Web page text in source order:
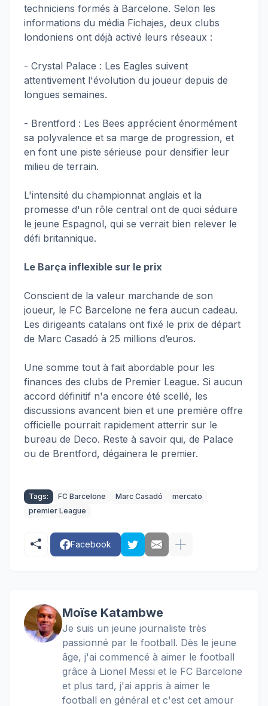
techniciens formés à Barcelone. Selon les
informations du média Fichajes, deux clubs
londoniens ont déjà activé leurs réseaux :
- Crystal Palace : Les Eagles suivent
attentivement l'évolution du joueur depuis de
longues semaines.
- Brentford : Les Bees apprécient énormément
sa polyvalence et sa marge de progression, et
en font une piste sérieuse pour densifier leur
milieu de terrain.
L'intensité du championnat anglais et la
promesse d'un rôle central ont de quoi séduire
le jeune Espagnol, qui se verrait bien relever le
défi britannique.
Le Barça inflexible sur le prix
Conscient de la valeur marchande de son
joueur, le FC Barcelone ne fera aucun cadeau.
Les dirigeants catalans ont fixé le prix de départ
de Marc Casadó à 25 millions d’euros.
Une somme tout à fait abordable pour les
finances des clubs de Premier League. Si aucun
accord définitif n'a encore été scellé, les
discussions avancent bien et une première offre
officielle pourrait rapidement atterrir sur le
bureau de Deco. Reste à savoir qui, de Palace
ou de Brentford, dégainera le premier.
Tags: FC Barcelone Marc Casadó
mercato
premier League
Facebook
Moïse Katambwe
Je suis un jeune journaliste très
passionné par le football. Dès le jeune
âge, j'ai commencé à aimer le football
grâce à Lionel Messi et le FC Barcelone
et plus tard, j'ai appris à aimer le
football en général et c'est cet amour